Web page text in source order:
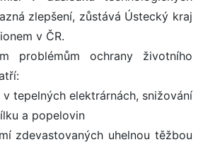
zlepšení, zůstává Ústecký kraj
v ČR.
problémům ochrany životního
v tepelných elektrárnách, snižování
a popelovin
zdevastovaných uhelnou těžbou